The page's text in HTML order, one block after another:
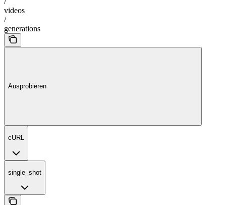
videos
/
generations
Ausprobieren
cURL
single_shot